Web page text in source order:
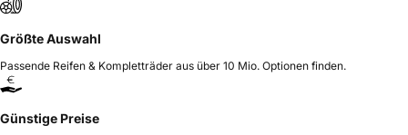
Größte Auswahl
Passende Reifen & Kompletträder aus über 10 Mio. Optionen finden.
Günstige Preise